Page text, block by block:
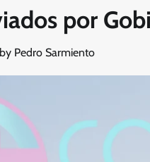
por
by Pedro Sarmiento